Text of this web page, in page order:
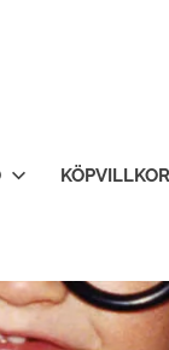
KÖPVILLKOR